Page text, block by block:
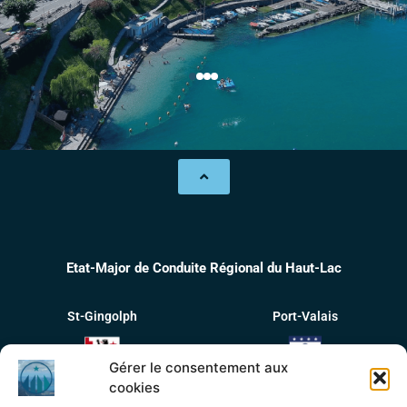
Gérer le consentement aux
cookies
Etat-Major de Conduite Régional du Haut-Lac
St-Gingolph Port-Valais